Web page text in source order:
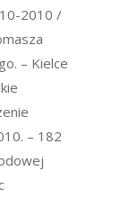
2010 /
– Kielce
– 182